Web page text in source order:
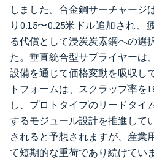
しました。合金鋼サーチャージ
り0.15〜0.25米ドル追加され、
る代償として浸炭炭素鋼への選
た。垂直統合型サプライヤーは
設備を通じて価格変動を吸収し
トフォームは、スクラップ率を
し、プロトタイプのリードタイ
するモジュール設計を推進して
されると予想されますが、産業
て短期的な重荷であり続けてい